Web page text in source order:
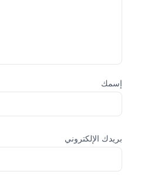
إسمك
بريدك الإلكتروني